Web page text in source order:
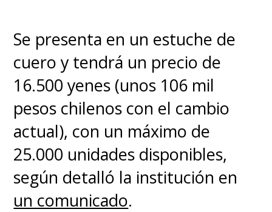
entretenimiento" saudí.
Se presenta en un estuche de
cuero y tendrá un precio de
16.500 yenes (unos 106 mil
pesos chilenos con el cambio
actual), con un máximo de
25.000 unidades disponibles,
según detalló la institución en
un comunicado.